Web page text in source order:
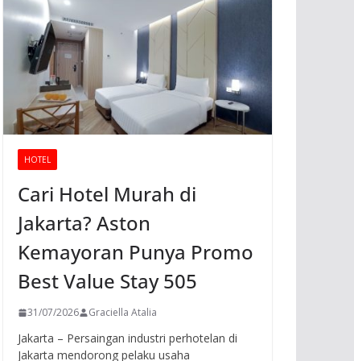
HOTEL
Cari Hotel Murah di
Jakarta? Aston
Kemayoran Punya Promo
Best Value Stay 505
31/07/2026 Graciella Atalia
Jakarta – Persaingan industri perhotelan di
Jakarta mendorong pelaku usaha